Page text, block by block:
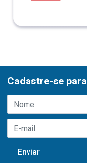
Cadastre-se